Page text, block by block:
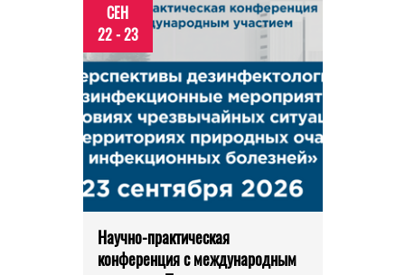
СЕН
22 - 23
Научно-практическая
конференция с международным